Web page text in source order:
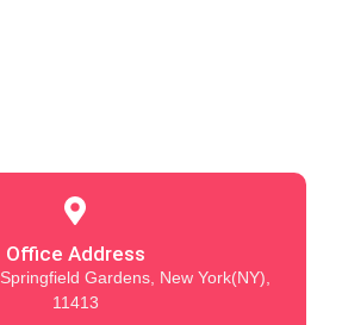
Office Address
Gardens, New York(NY),
11413